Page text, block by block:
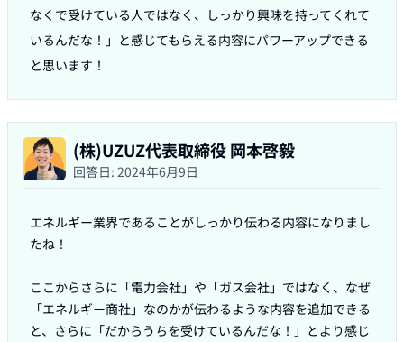
なくで受けている人ではなく、しっかり興味を持ってくれて
いるんだな！」と感じてもらえる内容にパワーアップできる
と思います！
(株)UZUZ代表取締役 岡本啓毅
回答日: 2024年6月9日
エネルギー業界であることがしっかり伝わる内容になりまし
たね！
ここからさらに「電力会社」や「ガス会社」ではなく、なぜ
「エネルギー商社」なのかが伝わるような内容を追加できる
と、さらに「だからうちを受けているんだな！」とより感じ